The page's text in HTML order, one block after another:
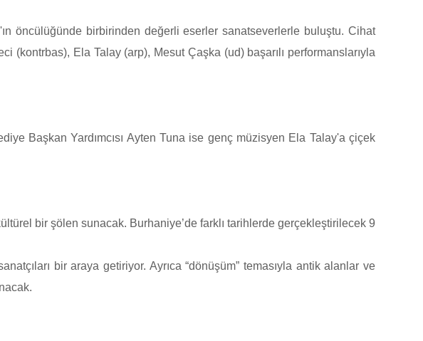
öncülüğünde birbirinden değerli eserler sanatseverlerle buluştu. Cihat
(kontrbas), Ela Talay (arp), Mesut Çaşka (ud) başarılı performanslarıyla
Başkan Yardımcısı Ayten Tuna ise genç müzisyen Ela Talay'a çiçek
bir şölen sunacak. Burhaniye’de farklı tarihlerde gerçekleştirilecek 9
bir araya getiriyor. Ayrıca “dönüşüm” temasıyla antik alanlar ve